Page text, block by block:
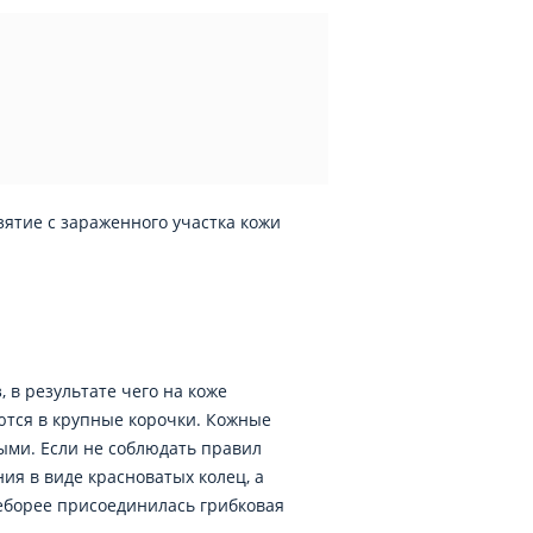
с зараженного участка кожи
результате чего на коже
в крупные корочки. Кожные
Если не соблюдать правил
в виде красноватых колец, а
присоединилась грибковая